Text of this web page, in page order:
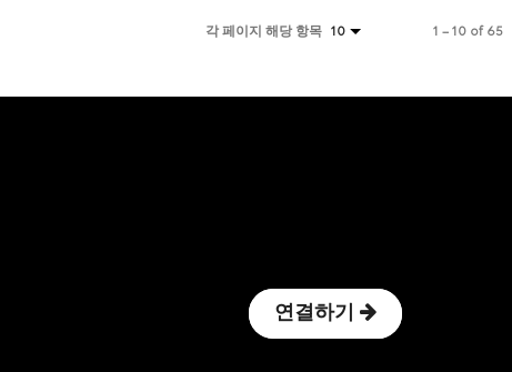
각 페이지 해당 항목 10 1 – 10 of 65
연결하기